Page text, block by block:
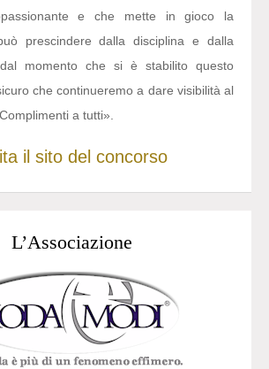
e che mette in gioco la
prescindere dalla disciplina e dalla
momento che si è stabilito questo
che continueremo a dare visibilità al
a tutti».
il sito del concorso
L’Associazione